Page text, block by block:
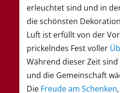
erleuchtet sind und in
die schönsten
Luft ist erfüllt von der
prickelndes Fest voller
Während dieser Zeit
und die Gemeinschaft
Die Freude am Schenken